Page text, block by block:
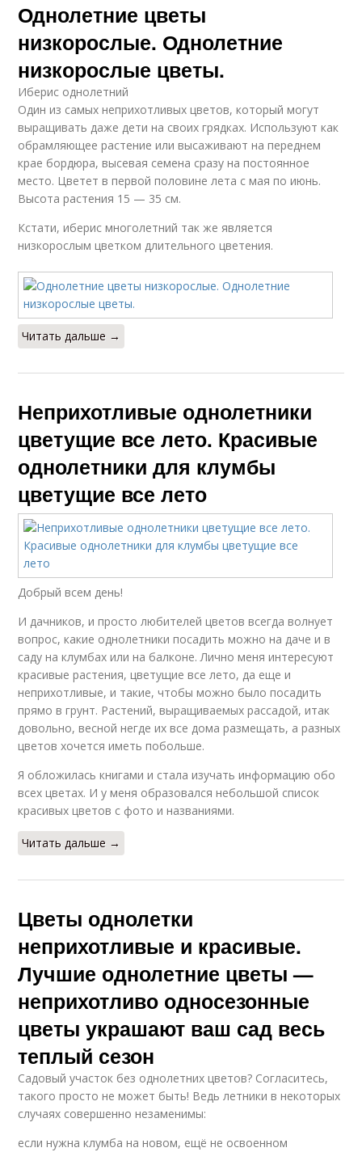
Однолетние цветы
низкорослые. Однолетние
низкорослые цветы.
Иберис однолетний
Один из самых неприхотливых цветов, который могут
выращивать даже дети на своих грядках. Используют как
обрамляющее растение или высаживают на переднем
крае бордюра, высевая семена сразу на постоянное
место. Цветет в первой половине лета с мая по июнь.
Высота растения 15 — 35 см.
Кстати, иберис многолетний так же является
низкорослым цветком длительного цветения.
Читать дальше →
Неприхотливые однолетники
цветущие все лето. Красивые
однолетники для клумбы
цветущие все лето
Добрый всем день!
И дачников, и просто любителей цветов всегда волнует
вопрос, какие однолетники посадить можно на даче и в
саду на клумбах или на балконе. Лично меня интересуют
красивые растения, цветущие все лето, да еще и
неприхотливые, и такие, чтобы можно было посадить
прямо в грунт. Растений, выращиваемых рассадой, итак
довольно, весной негде их все дома размещать, а разных
цветов хочется иметь побольше.
Я обложилась книгами и стала изучать информацию обо
всех цветах. И у меня образовался небольшой список
красивых цветов с фото и названиями.
Читать дальше →
Цветы однолетки
неприхотливые и красивые.
Лучшие однолетние цветы —
неприхотливо односезонные
цветы украшают ваш сад весь
теплый сезон
Садовый участок без однолетних цветов? Согласитесь,
такого просто не может быть! Ведь летники в некоторых
случаях совершенно незаменимы:
если нужна клумба на новом, ещё не освоенном